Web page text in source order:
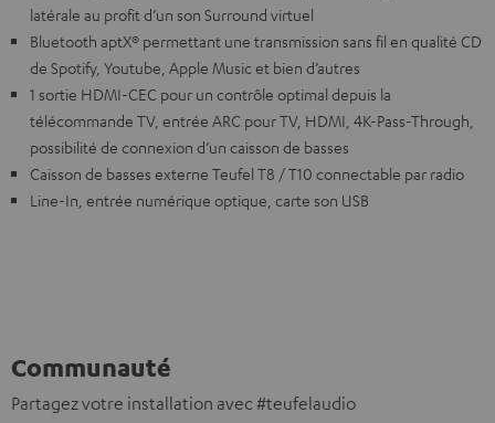
latérale au profit d’un son Surround virtuel
Bluetooth aptX® permettant une transmission sans fil en qualité CD
de Spotify, Youtube, Apple Music et bien d’autres
1 sortie HDMI-CEC pour un contrôle optimal depuis la
télécommande TV, entrée ARC pour TV, HDMI, 4K-Pass-Through,
possibilité de connexion d’un caisson de basses
Caisson de basses externe Teufel T8 / T10 connectable par radio
Line-In, entrée numérique optique, carte son USB
Communauté
Partagez votre installation avec #teufelaudio